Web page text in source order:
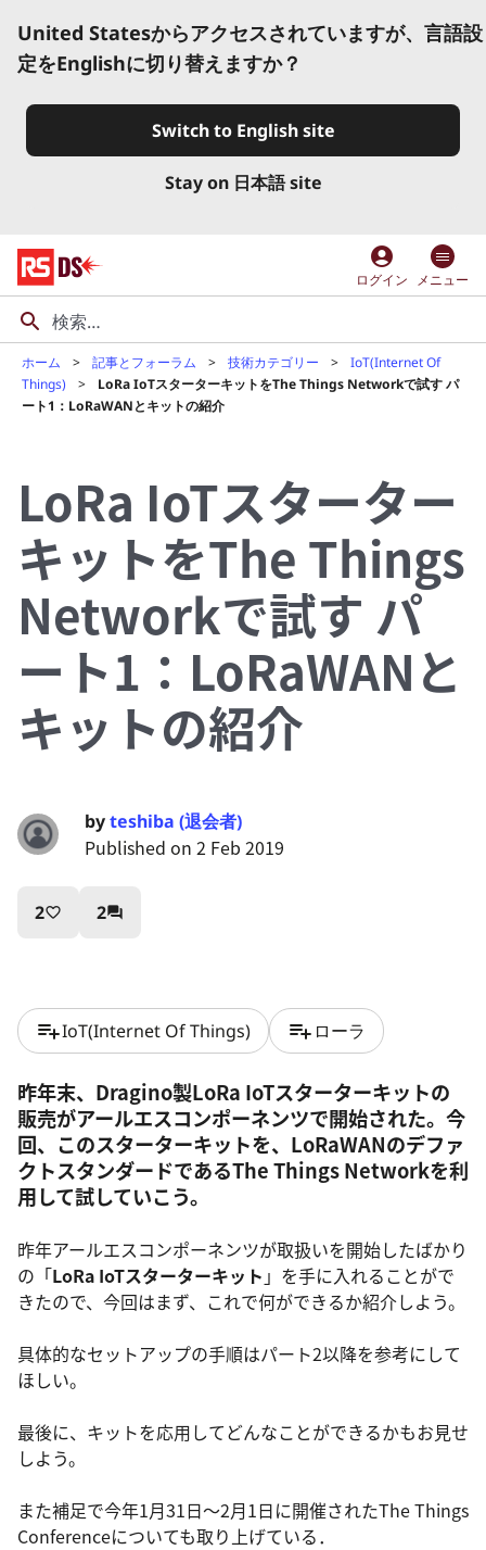
United Statesからアクセスされていますが、言語設
定をEnglishに切り替えますか？
Switch to English site
Stay on 日本語 site
account_circle
ログイン メニュー
ホーム 記事とフォーラム 技術カテゴリー
IoT(Internet Of
Things)
LoRa IoTスターターキットをThe Things Networkで試す パ
ート1：LoRaWANとキットの紹介
LoRa IoTスターター
キットをThe Things
Networkで試す パ
ート1：LoRaWANと
キットの紹介
byteshiba (退会者)
Published on 2 Feb 2019
2favorite_border 2question_answer
playlist_addIoT(Internet Of Things) playlist_add ローラ
昨年末、Dragino製LoRa IoTスターターキットの
販売がアールエスコンポーネンツで開始された。今
回、このスターターキットを、LoRaWANのデファ
クトスタンダードであるThe Things Networkを利
用して試していこう。
昨年アールエスコンポーネンツが取扱いを開始したばかり
の「LoRa IoTスターターキット 」を手に入れることがで
きたので、今回はまず、これで何ができるか紹介しよう。
具体的なセットアップの手順はパート2以降を参考にして
ほしい。
最後に、キットを応用してどんなことができるかもお見せ
しよう。
また補足で今年1月31日～2月1日に開催されたThe Things
Conferenceについても取り上げている．